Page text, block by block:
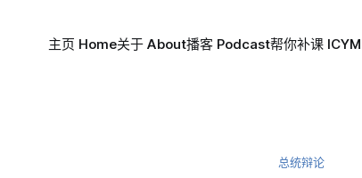
主页 Home关于 About播客 Podcast帮你补课
总统辩论